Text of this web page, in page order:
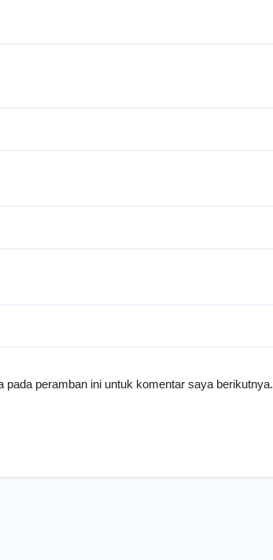
peramban ini untuk komentar saya berikutnya.